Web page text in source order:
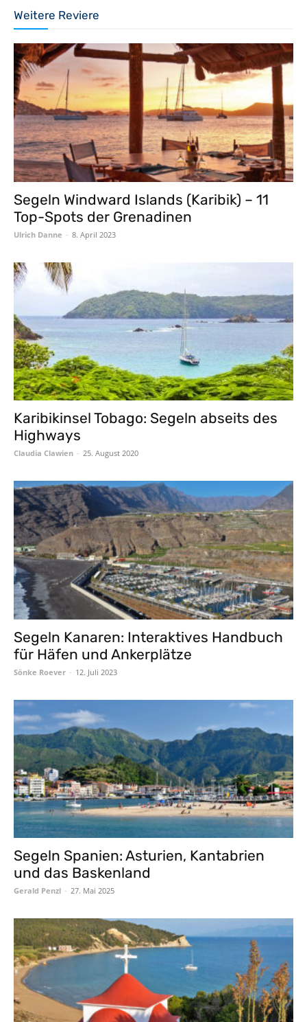
Weitere Reviere
Segeln Windward Islands (Karibik) – 11
Top-Spots der Grenadinen
Ulrich Danne - 8. April 2023
Karibikinsel Tobago: Segeln abseits des
Highways
Claudia Clawien - 25. August 2020
Segeln Kanaren: Interaktives Handbuch
für Häfen und Ankerplätze
Sönke Roever - 12. Juli 2023
Segeln Spanien: Asturien, Kantabrien
und das Baskenland
Gerald Penzl - 27. Mai 2025